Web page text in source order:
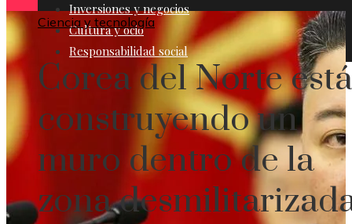
Inversiones y negocios
Cultura y ocio
Responsabilidad social
Ciencia y tecnología
Corea del Norte está
construyendo un
muro dentro de la
zona